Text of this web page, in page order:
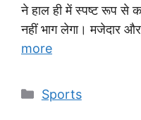
ने हाल ही में स्पष्ट रूप से
नहीं भाग लेगा। मजेदार
more
Categories
Sports